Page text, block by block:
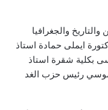
والجغرافيا
ايملى حمادة استاذ
بكلية شقرة استاذ
موسي رئيس حزب الغد